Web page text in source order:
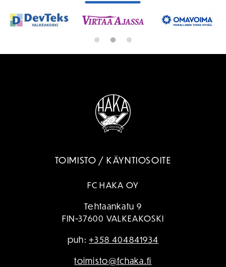
TOIMISTO / KÄYNTIOSOITE
FC HAKA OY
Tehtaankatu 9
FIN-37600 VALKEAKOSKI
puh:+358 404841934
toimisto@fchaka.fi